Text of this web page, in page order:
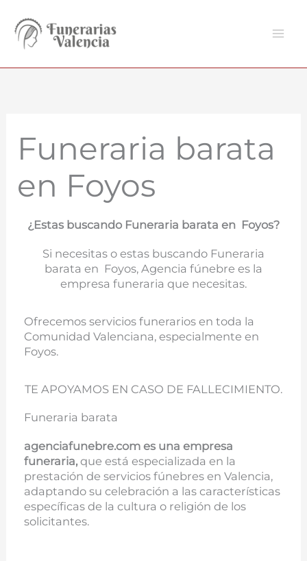
contenido
Funeraria barata
en Foyos
¿Estas buscando Funeraria barata en Foyos?
Si necesitas o estas buscando Funeraria
barata en Foyos, Agencia fúnebre es la
empresa funeraria que necesitas.
Ofrecemos servicios funerarios en toda la
Comunidad Valenciana, especialmente en
Foyos.
TE APOYAMOS EN CASO DE FALLECIMIENTO.
Funeraria barata
agenciafunebre.com es una empresa
funeraria, que está especializada en la
prestación de servicios fúnebres en Valencia,
adaptando su celebración a las características
específicas de la cultura o religión de los
solicitantes.